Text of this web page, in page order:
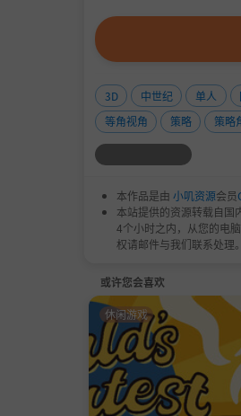
决定权重
Knight's Tale 提供四
也可以尝试
战役以 roguelite 风
戏都可以以不同的方
3D 中世纪 单人
等角视角
策略 策略
本作品是由 小叽资源会员
本站提供的资源转载自国
4个小时之内，从您的电
权请邮件与我们联系处
或许您会喜欢
休闲游戏